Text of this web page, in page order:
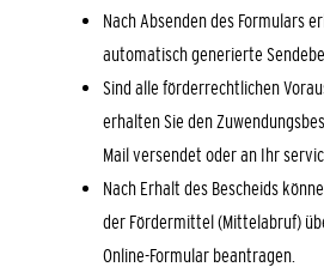
Nach Absenden des Formulars
automatisch generierte
Sind alle förderrechtlichen
erhalten Sie den
Mail versendet oder an Ihr
Nach Erhalt des Bescheids
der Fördermittel (Mittelabruf)
Online-Formular beantragen.